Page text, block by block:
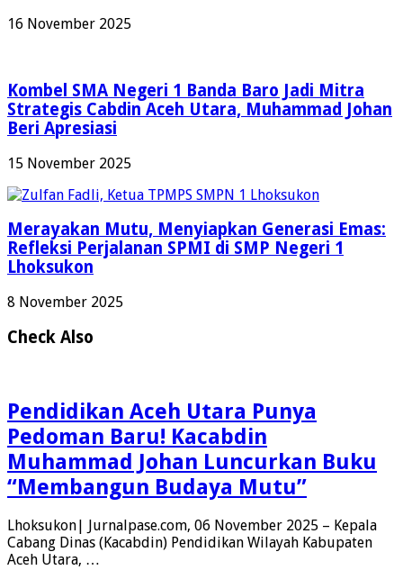
16 November 2025
Kombel SMA Negeri 1 Banda Baro Jadi Mitra
Strategis Cabdin Aceh Utara, Muhammad Johan
Beri Apresiasi
15 November 2025
Merayakan Mutu, Menyiapkan Generasi Emas:
Refleksi Perjalanan SPMI di SMP Negeri 1
Lhoksukon
8 November 2025
Check Also
Pendidikan Aceh Utara Punya
Pedoman Baru! Kacabdin
Muhammad Johan Luncurkan Buku
“Membangun Budaya Mutu”
Lhoksukon| Jurnalpase.com, 06 November 2025 – Kepala
Cabang Dinas (Kacabdin) Pendidikan Wilayah Kabupaten
Aceh Utara, …